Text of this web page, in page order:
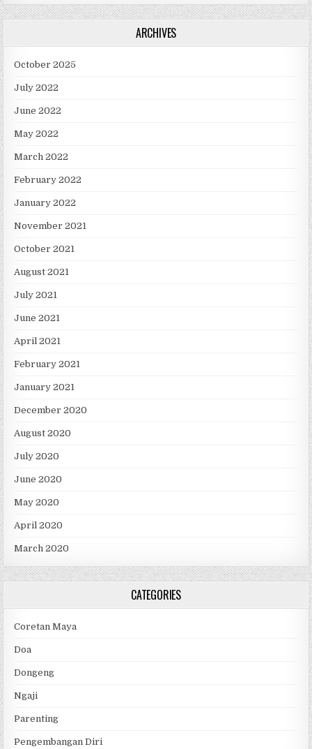
ARCHIVES
October 2025
July 2022
June 2022
May 2022
March 2022
February 2022
January 2022
November 2021
October 2021
August 2021
July 2021
June 2021
April 2021
February 2021
January 2021
December 2020
August 2020
July 2020
June 2020
May 2020
April 2020
March 2020
CATEGORIES
Coretan Maya
Doa
Dongeng
Ngaji
Parenting
Pengembangan Diri